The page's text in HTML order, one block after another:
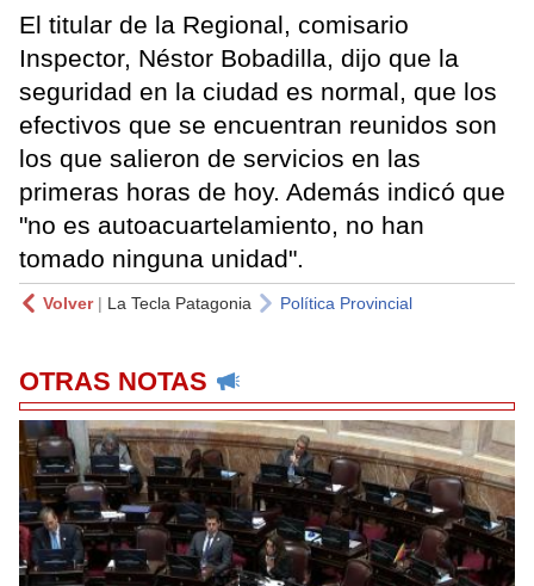
El titular de la Regional, comisario
Inspector, Néstor Bobadilla, dijo que la
seguridad en la ciudad es normal, que los
efectivos que se encuentran reunidos son
los que salieron de servicios en las
primeras horas de hoy. Además indicó que
"no es autoacuartelamiento, no han
tomado ninguna unidad".
Volver| La Tecla Patagonia Política Provincial
OTRAS NOTAS